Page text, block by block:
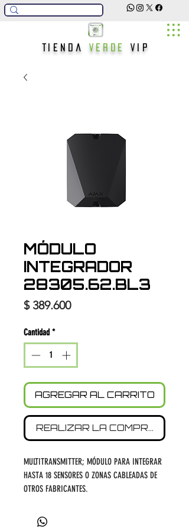
TiendaVerde Vip
MÓDULO
INTEGRADOR
28305.62.BL3
$ 389.600Precio
Cantidad *
AGREGAR AL CARRITO
REALIZAR LA COMPRA
MULTITRANSMITTER; MÓDULO PARA INTEGRAR
HASTA 18 SENSORES O ZONAS CABLEADAS DE
OTROS FABRICANTES.